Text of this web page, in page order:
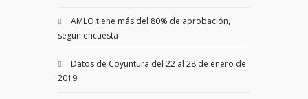
AMLO tiene más del 80% de aprobación,
según encuesta
Datos de Coyuntura del 22 al 28 de enero de
2019